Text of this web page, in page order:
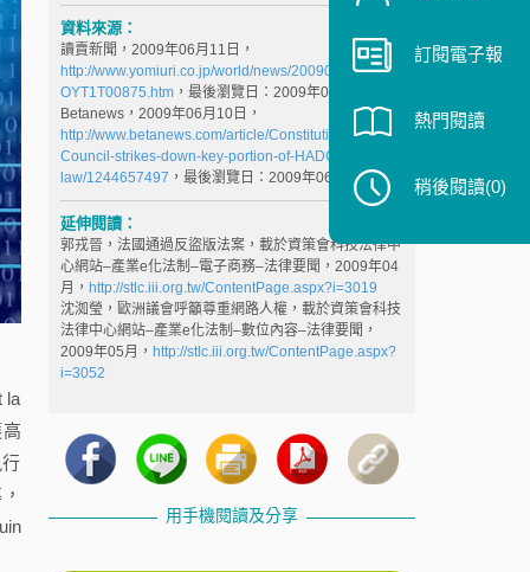
la
資料來源：
讀賣新聞，2009年06月11日，
http://www.yomiuri.co.jp/world/news/20090611-
OYT1T00875.htm，最後瀏覽日：2009年06月25日
Betanews，2009年06月10日，
http://www.betanews.com/article/Constitutional-
Council-strikes-down-key-portion-of-HADOPI-
law/1244657497 ，最後瀏覽日：2009年06月25日
延伸閱讀：
郭戎晉，法國通過反盜版法案，載於資策會科技法律中
心網站–產業e化法制–電子商務–法律要聞，2009年04
月， http://stlc.iii.org.tw/ContentPage.aspx?i=3019
沈洳瑩，歐洲議會呼籲尊重網路人權，載於資策會科技
法律中心網站–產業e化法制–數位內容–法律要聞，
2009年05月， http://stlc.iii.org.tw/ContentPage.aspx?
i=3052
用手機閱讀及分享
訂閱電子報
熱門閱讀
稍後閱讀(0)